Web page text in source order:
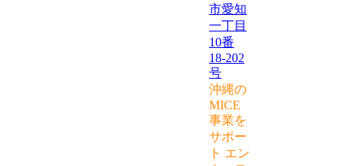
市愛知
一丁目
10番
18-202
号
沖縄の
MICE
事業を
サポー
ト エン